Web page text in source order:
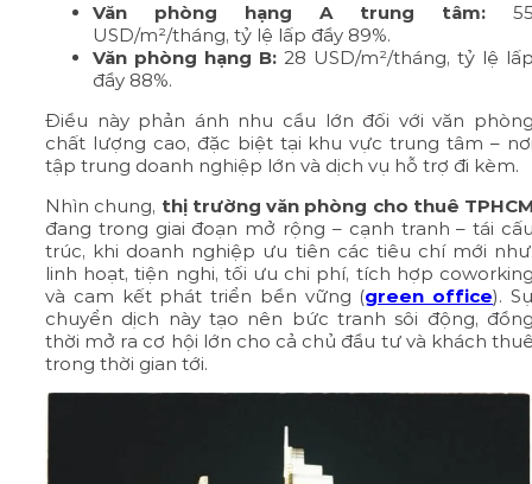
Văn phòng hạng A trung tâm:
USD/m²/tháng, tỷ lệ lấp đầy 89%.
Văn phòng hạng B: 28 USD/m²/tháng, tỷ lệ
đầy 88%.
Điều này phản ánh nhu cầu lớn đối với văn
chất lượng cao, đặc biệt tại khu vực trung tâm –
tập trung doanh nghiệp lớn và dịch vụ hỗ trợ đi kèm.
Nhìn chung, thị trường văn phòng cho thuê
đang trong giai đoạn mở rộng – cạnh tranh – tái
trúc, khi doanh nghiệp ưu tiên các tiêu chí mới
linh hoạt, tiện nghi, tối ưu chi phí, tích hợp
và cam kết phát triển bền vững (green office).
chuyển dịch này tạo nên bức tranh sôi động,
thời mở ra cơ hội lớn cho cả chủ đầu tư và khách
trong thời gian tới.